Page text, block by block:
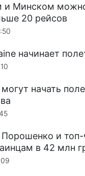
Минском
20 рейсов
начинает
начать
и топ-
в 42 млн